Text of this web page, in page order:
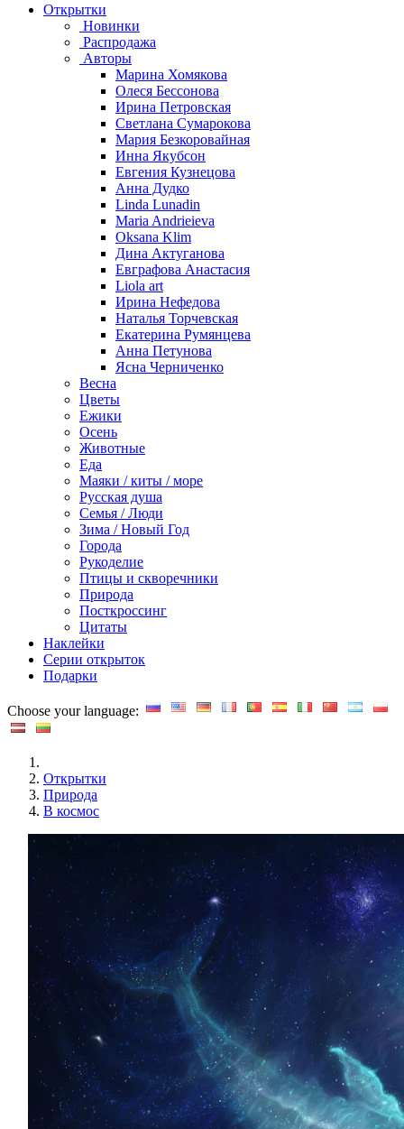
Открытки
Новинки
Распродажа
Авторы
Марина Хомякова
Олеся Бессонова
Ирина Петровская
Светлана Сумарокова
Мария Безкоровайная
Инна Якубсон
Евгения Кузнецова
Анна Дудко
Linda Lunadin
Maria Andrieieva
Oksana Klim
Дина Актуганова
Евграфова Анастасия
Liola art
Ирина Нефедова
Наталья Торчевская
Екатерина Румянцева
Анна Петунова
Ясна Черниченко
Весна
Цветы
Ежики
Осень
Животные
Еда
Маяки / киты / море
Русская душа
Семья / Люди
Зима / Новый Год
Города
Рукоделие
Птицы и скворечники
Природа
Посткроссинг
Цитаты
Наклейки
Серии открыток
Подарки
Choose your language:
Открытки
Природа
В космос